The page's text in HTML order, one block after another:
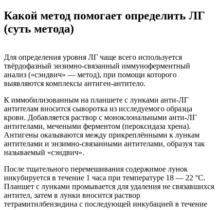
Какой метод помогает определить ЛГ
(суть метода)
Для определения уровня ЛГ чаще всего используется
твёрдофазный энзимно-связанный иммуноферментный
анализ («сэндвич» — метод), при помощи которого
выявляются комплексы антиген-антитело.
К иммобилизованным на планшете с лунками анти-ЛГ
антителам вносится сыворотка из исследуемого образца
крови. Добавляется раствор с моноклональными анти-ЛГ
антителами, мечеными ферментом (пероксидаза хрена).
Антигены оказываются между прикреплёнными к лункам
антителами и энзимно-связанными антителами, образуя так
называемый «сэндвич».
После тщательного перемешивания содержимое лунок
инкубируется в течение 1 часа при температуре 18 — 22 °С.
Планшет с лунками промывается для удаления не связавшихся
антител, затем в лунки вносится раствор
тетрамитилбензидина с последующей инкубацией в течение